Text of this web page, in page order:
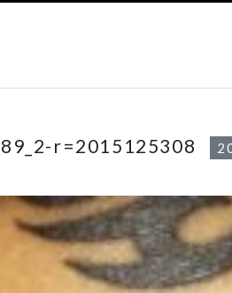
r=2015125308